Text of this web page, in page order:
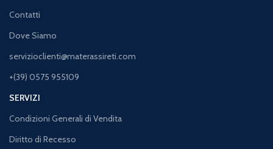
Contatti
Dove Siamo
servizioclienti@materassireti.com
+(39) 0575 955109
SERVIZI
Condizioni Generali di Vendita
Diritto di Recesso